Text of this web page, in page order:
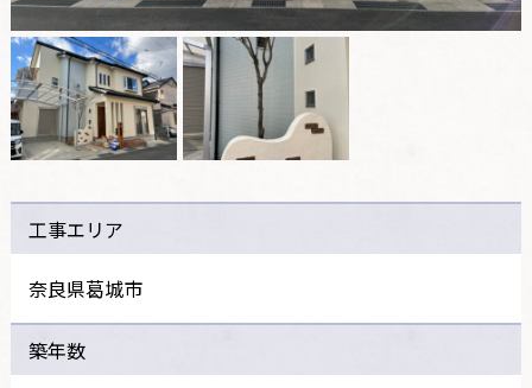
工事エリア
奈良県葛城市
築年数